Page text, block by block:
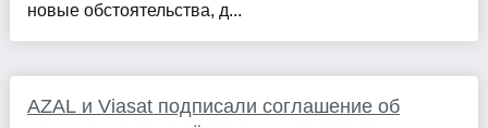
новые обстоятельства, д...
AZAL и Viasat подписали соглашение об